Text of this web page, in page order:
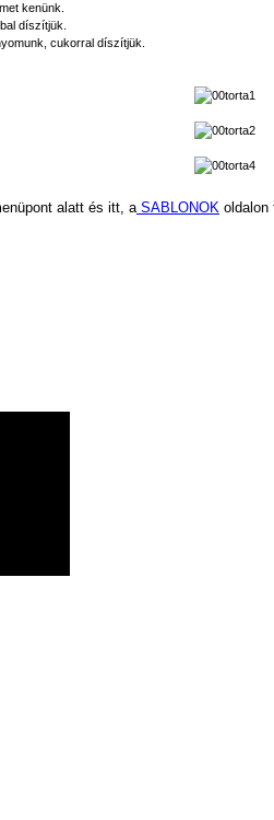
kenünk.
díszítjük.
cukorral díszítjük.
alatt és itt, aSABLONOK oldalon